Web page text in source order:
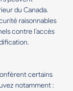
du Canada.
raisonnables
contre l’accès
certains
notamment :